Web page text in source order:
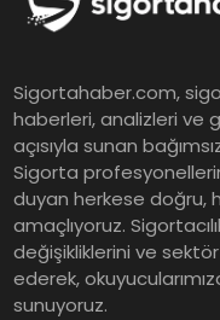
Sigortahaber.com,
haberleri, analizleri ve
açısıyla sunan
Sigorta
duyan herkese doğru,
amaçlıyoruz.
değişikliklerini ve
ederek,
sunuyoruz.